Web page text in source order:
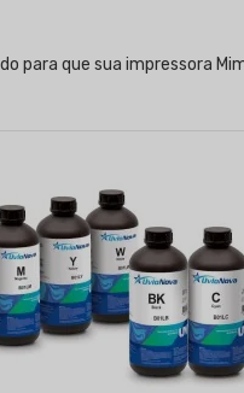
para que sua impressora